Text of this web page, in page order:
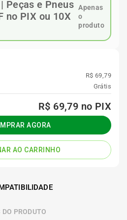
Apenas
o
produto
R$ 69,79
Grátis
R$ 69,79 no PIX
AGORA
AO CARRINHO
PRODUTO